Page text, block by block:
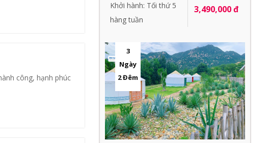
công, hạnh phúc
Khởi hành: Tối thứ 5
hàng tuần
3,490,000 đ
3
Ngày
2 Đêm